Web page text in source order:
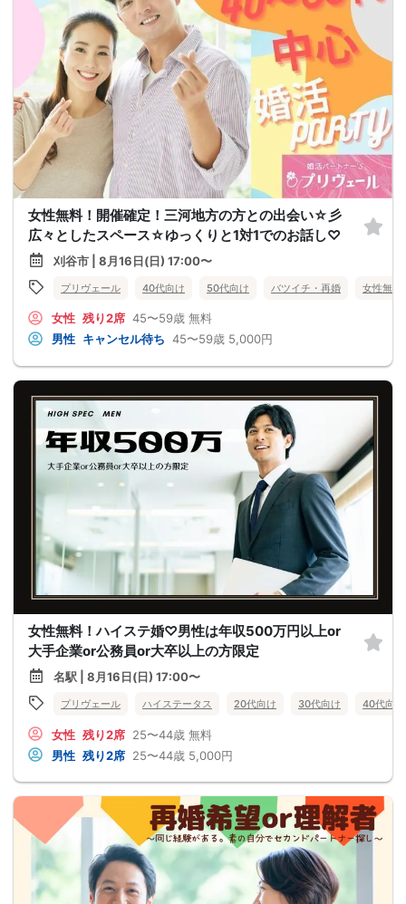
女性無料！開催確定！三河地方の方との出会い☆彡
広々としたスペース☆ゆっくりと1対1でのお話し♡
刈谷市 | 8月16日(日) 17:00〜
プリヴェール 40代向け 50代向け バツイチ・再婚 女性無料
女性 残り2席 45〜59歳 無料
男性 キャンセル待ち 45〜59歳 5,000円
女性無料！ハイステ婚♡男性は年収500万円以上or
大手企業or公務員or大卒以上の方限定
名駅 | 8月16日(日) 17:00〜
プリヴェール ハイステータス 20代向け 30代向け 40代向け
女性 残り2席 25〜44歳 無料
男性 残り2席 25〜44歳 5,000円